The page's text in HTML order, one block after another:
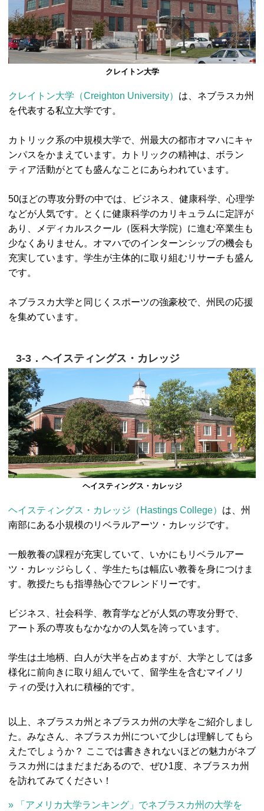
クレイトン大学
クレイトン大学（Creighton University） は、ネブラスカ州
を代表する私立大学です。
カトリック系の中規模大学で、州最大の都市オマハにキャ
ンパスをかまえています。カトリックの精神は、ボラン
ティア活動がとても盛んなことにあらわれています。
50ほどの専攻分野の中では、ビジネス、健康科学、心理学
などが人気です。とくに健康科学のカリキュラムに定評が
あり、メディカルスクール（医科大学院）に進む卒業生も
少なくありません。オマハでのインターンシップの機会も
充実しています。学生が主体的に取り組むリサーチも盛ん
です。
ネブラスカ大学と同じくスポーツの強豪校で、州民の応援
を集めています。
3-3．ヘイスティングス・カレッジ
ヘイスティングス・カレッジ
ヘイスティングス・カレッジ（Hastings College） は、州
南部にある小規模のリベラルアーツ・カレッジです。
一般教養の課程が充実していて、いかにもリベラルアー
ツ・カレッジらしく、学生たちは幅広い教養を身につけま
す。教授たちも指導熱心でフレンドリーです。
ビジネス、社会科学、教育学などが人気の専攻分野で、
アート系の専攻もなかなかの人気を誇っています。
学生は土地柄、白人が大半を占めますが、大学としては多
様化に前向きに取り組んでいて、留学生を含むマイノリ
ティの受け入れに積極的です。
以上、ネブラスカ州とネブラスカ州の大学をご紹介しまし
た。みなさん、ネブラスカ州について少しは理解してもら
えたでしょうか？ ここでは書ききれないほどの魅力がネブ
ラスカ州にはまだまだあるので、ぜひ1度、ネブラスカ州
を訪れてみてください！
» 「アメリカ大学ランキング」でネブラスカ州の大学を